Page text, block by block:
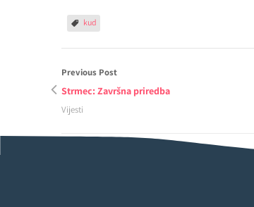
kud
Previous Post
Strmec: Završna priredba
Vijesti